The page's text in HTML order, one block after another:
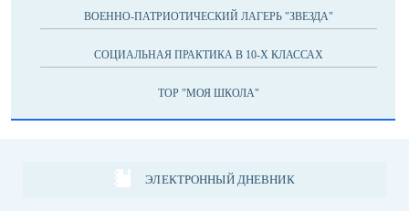
ВОЕННО-ПАТРИОТИЧЕСКИЙ ЛАГЕРЬ "ЗВЕЗДА"
СОЦИАЛЬНАЯ ПРАКТИКА В 10-Х КЛАССАХ
ТОР "МОЯ ШКОЛА"
ЭЛЕКТРОННЫЙ ДНЕВНИК